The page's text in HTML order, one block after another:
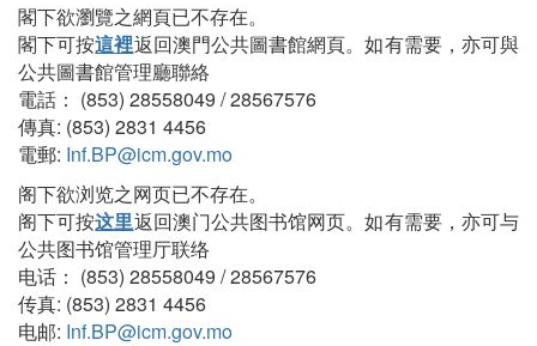
閣下欲瀏覽之網頁已不存在。
閣下可按這裡返回澳門公共圖書館網頁。如有需要，亦可與
公共圖書館管理廳聯絡
電話： (853) 28558049 / 28567576
傳真: (853) 2831 4456
電郵: Inf.BP@icm.gov.mo
阁下欲浏览之网页已不存在。
阁下可按这里返回澳门公共图书馆网页。如有需要，亦可与
公共图书馆管理厅联络
电话： (853) 28558049 / 28567576
传真: (853) 2831 4456
电邮: Inf.BP@icm.gov.mo